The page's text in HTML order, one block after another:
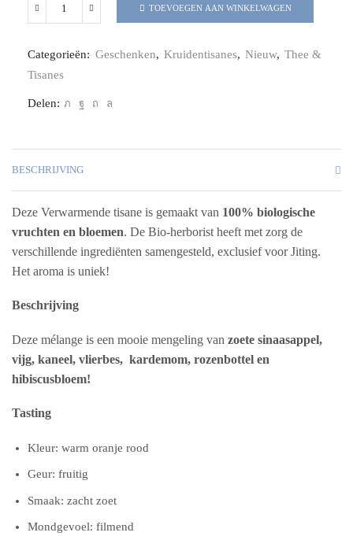
TOEVOEGEN AAN WINKELWAGEN
Categorieën: Geschenken, Kruidentisanes, Nieuw, Thee &
Tisanes
Delen:
BESCHRIJVING
Deze Verwarmende tisane is gemaakt van 100% biologische
vruchten en bloemen. De Bio-herborist heeft met zorg de
verschillende ingrediënten samengesteld, exclusief voor Jiting.
Het aroma is uniek!
Beschrijving
Deze mélange is een mooie mengeling van zoete sinaasappel,
vijg, kaneel, vlierbes, kardemom, rozenbottel en
hibiscusbloem!
Tasting
Kleur: warm oranje rood
Geur: fruitig
Smaak: zacht zoet
Mondgevoel: filmend